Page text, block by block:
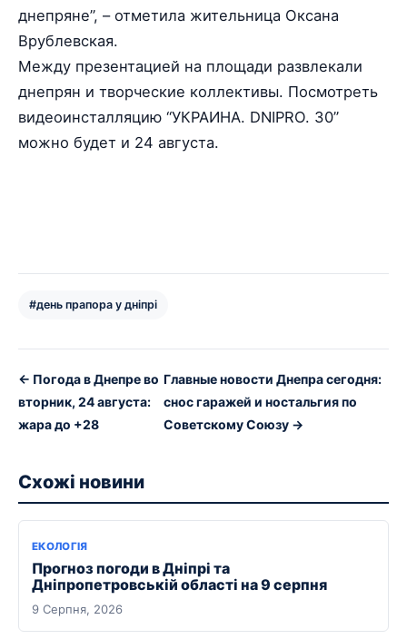
днепряне”, – отметила жительница Оксана
Врублевская.
Между презентацией на площади развлекали
днепрян и творческие коллективы. Посмотреть
видеоинсталляцию “УКРАИНА. DNIPRO. 30”
можно будет и 24 августа.
#день прапора у дніпрі
← Погода в Днепре во
вторник, 24 августа:
жара до +28
Главные новости Днепра сегодня:
снос гаражей и ностальгия по
Советскому Союзу →
Схожі новини
ЕКОЛОГІЯ
Прогноз погоди в Дніпрі та
Дніпропетровській області на 9 серпня
9 Серпня, 2026